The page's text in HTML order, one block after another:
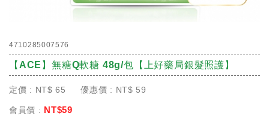
4710285007576
【ACE】無糖Q軟糖 48g/包【上好藥局銀髮照護】
定價 : NT$ 65 優惠價 : NT$ 59
會員價 : NT$59